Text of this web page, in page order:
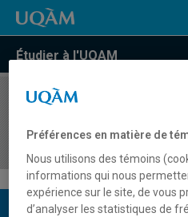
Étudier à l'UQAM
COURS//
responsabilité sociale et
Description du cours
Préférences en matière de
Nous utilisons des témoins
informations qui nous
expérience sur le site, de vous
d’analyser les statistiques de